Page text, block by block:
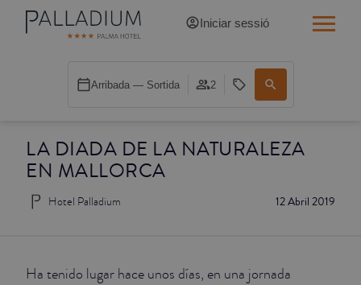
LA DIADA DE LA NATURALEZA
EN MALLORCA
12 Abril 2019
Hotel Palladium
Ha tenido lugar hace unos días, en una jornada
Iniciar sessió
Arribada — Sortida 2
INDIVIDUAL BALCÓ CATEDRAL
DOBLE WHITE